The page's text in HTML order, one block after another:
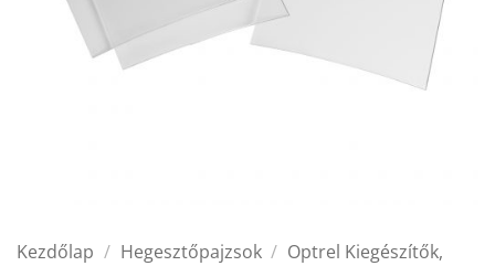
Kezdőlap / Hegesztőpajzsok / Optrel Kiegészítők,